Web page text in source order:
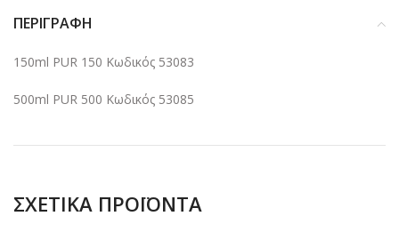
ΠΕΡΙΓΡΑΦΉ
150ml PUR 150 Κωδικός 53083
500ml PUR 500 Κωδικός 53085
ΣΧΕΤΙΚΆ ΠΡΟΪΌΝΤΑ